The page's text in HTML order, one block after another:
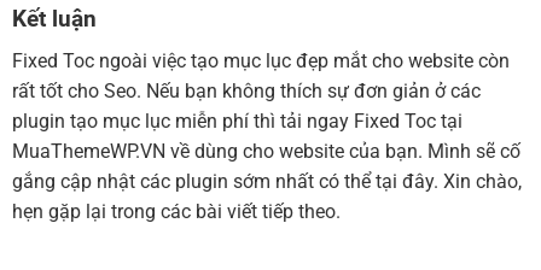
Kết luận
Fixed Toc ngoài việc tạo mục lục đẹp mắt cho website còn
rất tốt cho Seo. Nếu bạn không thích sự đơn giản ở các
plugin tạo mục lục miễn phí thì tải ngay Fixed Toc tại
MuaThemeWP.VN về dùng cho website của bạn. Mình sẽ cố
gắng cập nhật các plugin sớm nhất có thể tại đây. Xin chào,
hẹn gặp lại trong các bài viết tiếp theo.